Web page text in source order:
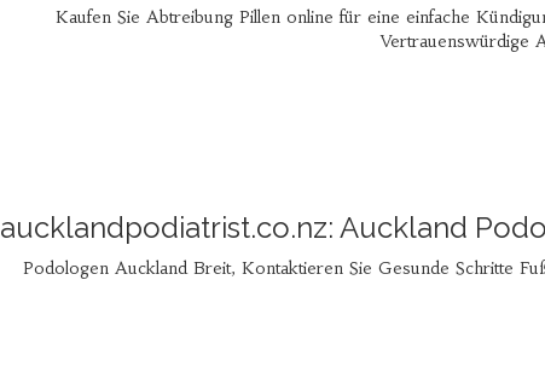
Kaufen Sie Abtreibung Pillen online für eine einfache
Vertrauenswürdige
aucklandpodiatrist.co.nz: Auckland
Podologen Auckland Breit, Kontaktieren Sie Gesunde Schritte